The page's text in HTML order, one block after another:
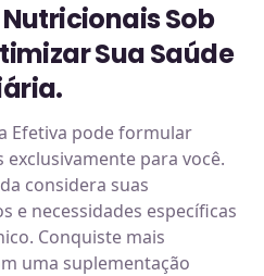
Sob
Sua Saúde
Efetiva pode formular
para você.
considera suas
e necessidades específicas
Conquiste mais
uma suplementação